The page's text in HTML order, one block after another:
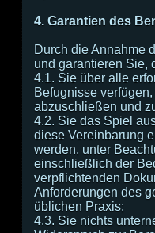
4. Garantien des
Durch die Annahme
und garantieren Sie,
4.1. Sie über alle
Befugnisse
abzuschließen und
4.2. Sie das Spiel
diese Vereinbarung
werden, unter
einschließlich der
verpflichtenden
Anforderungen des
üblichen Praxis;
4.3. Sie nichts